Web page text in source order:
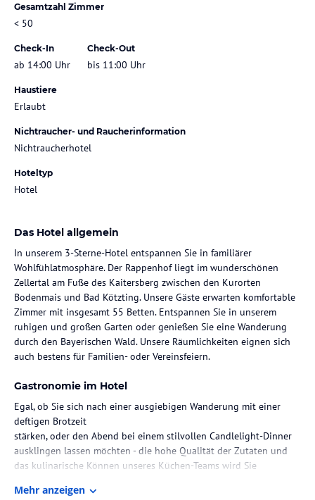
Gesamtzahl Zimmer
< 50
Check-In
ab 14:00 Uhr
Check-Out
bis 11:00 Uhr
Haustiere
Erlaubt
Nichtraucher- und Raucherinformation
Nichtraucherhotel
Hoteltyp
Hotel
Das Hotel allgemein
In unserem 3-Sterne-Hotel entspannen Sie in familiärer
Wohlfühlatmosphäre. Der Rappenhof liegt im wunderschönen
Zellertal am Fuße des Kaitersberg zwischen den Kurorten
Bodenmais und Bad Kötzting. Unsere Gäste erwarten komfortable
Zimmer mit insgesamt 55 Betten. Entspannen Sie in unserem
ruhigen und großen Garten oder genießen Sie eine Wanderung
durch den Bayerischen Wald. Unsere Räumlichkeiten eignen sich
auch bestens für Familien- oder Vereinsfeiern.
Gastronomie im Hotel
Egal, ob Sie sich nach einer ausgiebigen Wanderung mit einer
deftigen Brotzeit
stärken, oder den Abend bei einem stilvollen Candlelight-Dinner
ausklingen lassen möchten - die hohe Qualität der Zutaten und
das kulinarische Können unseres Küchen-Teams wird Sie
Helmut Neumeier arbeitete nach seiner Kochausbildung bei dem
Mehr anzeigen